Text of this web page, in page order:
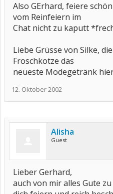
Also GErhard, feiere
vom Reinfeiern im
Chat nicht zu kaputt
Liebe Grüsse von Silke,
Froschkotze das
neueste Modegetränk
12. Oktober 2002
Alisha
Guest
Lieber Gerhard,
auch von mir alles Gute